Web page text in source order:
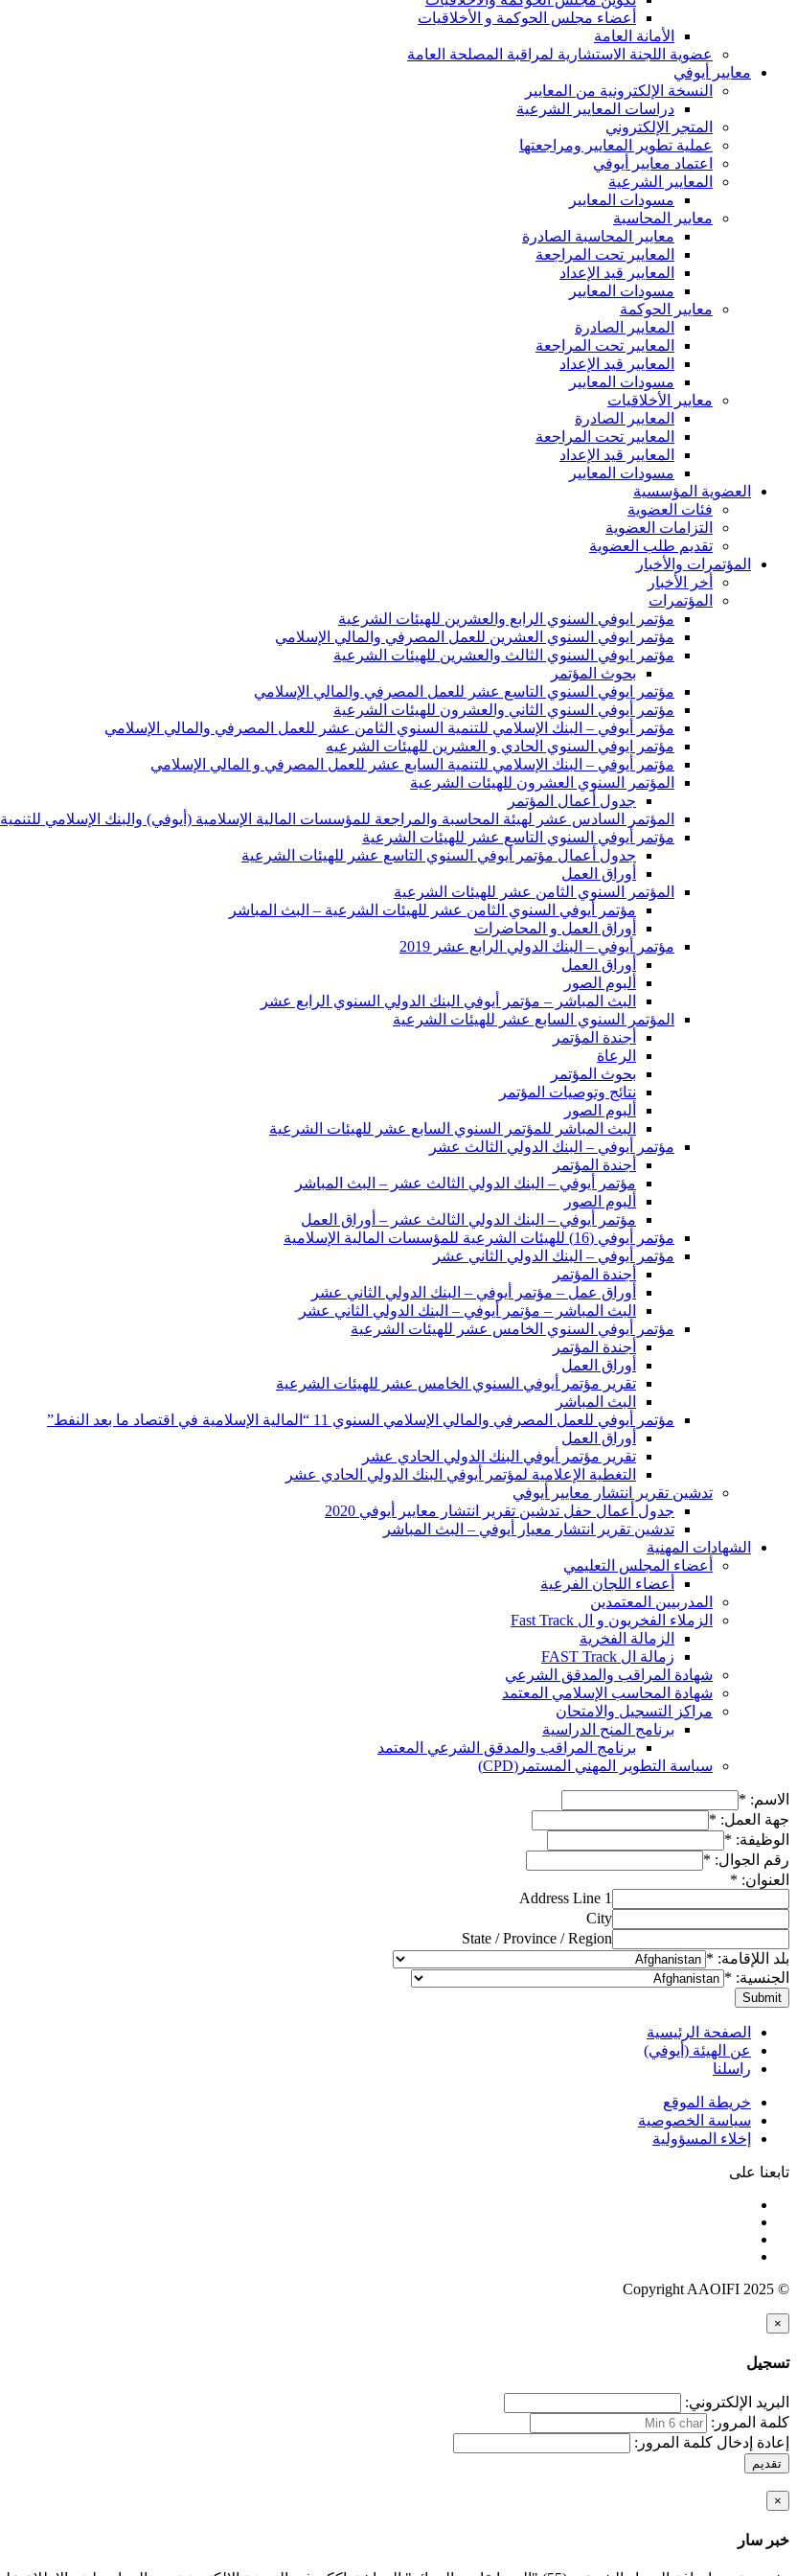
أعضاء مجلس الحوكمة و الأخلاقيات
الأمانة العامة
عضوية اللجنة الاستشارية لمراقبة المصلحة العامة
معايير أيوفي
النسخة الإلكترونية من المعايير
دراسات المعايير الشرعية
المتجر الإلكتروني
عملية تطوير المعايير ومراجعتها
اعتماد معايير أيوفي
المعايير الشرعية
مسودات المعايير
معايير المحاسبة
معايير المحاسبة الصادرة
المعايير تحت المراجعة
المعايير قيد الإعداد
مسودات المعايير
معايير الحوكمة
المعايير الصادرة
المعايير تحت المراجعة
المعايير قيد الإعداد
مسودات المعايير
معايير الأخلاقيات
المعايير الصادرة
المعايير تحت المراجعة
المعايير قيد الإعداد
مسودات المعايير
العضوية المؤسسية
فئات العضوية
التزامات العضوية
تقديم طلب العضوية
المؤتمرات والأخبار
أخر الأخبار
المؤتمرات
مؤتمر ايوفي السنوي الرابع والعشرين للهيئات الشرعية
مؤتمر ايوفي السنوي العشرين للعمل المصرفي والمالي الإسلامي
مؤتمر ايوفي السنوي الثالث والعشرين للهيئات الشرعية
بحوث المؤتمر
مؤتمر ايوفي السنوي التاسع عشر للعمل المصرفي والمالي الإسلامي
مؤتمر أيوفي السنوي الثاني والعشرون للهيئات الشرعية
مؤتمر أيوفي – البنك الإسلامي للتنمية السنوي الثامن عشر للعمل المصرفي والمالي الإسلامي
مؤتمر ايوفي السنوي الحادي و العشرين للهيئات الشرعيه
مؤتمر أيوفي – البنك الإسلامي للتنمية السابع عشر للعمل المصرفي و المالي الإسلامي
المؤتمر السنوي العشرون للهيئات الشرعية
جدول أعمال المؤتمر
المؤتمر السادس عشر لهيئة المحاسبة والمراجعة للمؤسسات المالية الإسلامية (أيوفي) والبنك الإسلامي للتنمية
مؤتمر أيوفي السنوي التاسع عشر للهيئات الشرعية
جدول أعمال مؤتمر أيوفي السنوي التاسع عشر للهيئات الشرعية
أوراق العمل
المؤتمر السنوي الثامن عشر للهيئات الشرعية
مؤتمر أيوفي السنوي الثامن عشر للهيئات الشرعية – البث المباشر
أوراق العمل و المحاضرات
مؤتمر أيوفي – البنك الدولي الرابع عشر 2019
أوراق العمل
ألبوم الصور
البث المباشر – مؤتمر أيوفي البنك الدولي السنوي الرابع عشر
المؤتمر السنوي السابع عشر للهيئات الشرعية
أجندة المؤتمر
الرعاة
بحوث المؤتمر
نتائج وتوصيات المؤتمر
ألبوم الصور
البث المباشر للمؤتمر السنوي السابع عشر للهيئات الشرعية
مؤتمر أيوفي – البنك الدولي الثالث عشر
أجندة المؤتمر
مؤتمر أيوفي – البنك الدولي الثالث عشر – البث المباشر
ألبوم الصور
مؤتمر أيوفي – البنك الدولي الثالث عشر – أوراق العمل
مؤتمر أيوفي (16) للهيئات الشرعية للمؤسسات المالية الإسلامية
مؤتمر أيوفي – البنك الدولي الثاني عشر
أجندة المؤتمر
أوراق عمل – مؤتمر أيوفي – البنك الدولي الثاني عشر
البث المباشر – مؤتمر أيوفي – البنك الدولي الثاني عشر
مؤتمر أيوفي السنوي الخامس عشر للهيئات الشرعية
أجندة المؤتمر
أوراق العمل
تقرير مؤتمر أيوفي السنوي الخامس عشر للهيئات الشرعية
البث المباشر
مؤتمر أيوفي للعمل المصرفي والمالي الإسلامي السنوي 11 “المالية الإسلامية في اقتصاد ما بعد النفط”
أوراق العمل
تقرير مؤتمر أيوفي البنك الدولي الحادي عشر
التغطية الإعلامية لمؤتمر أيوفي البنك الدولي الحادي عشر
تدشين تقرير انتشار معايير أيوفي
جدول أعمال حفل تدشين تقرير انتشار معايير أيوفي 2020
تدشين تقرير انتشار معيار أيوفي – البث المباشر
الشهادات المهنية
أعضاء المجلس التعليمي
أعضاء اللجان الفرعية
المدربيين المعتمدين
الزملاء الفخريون و ال Fast Track
الزمالة الفخرية
زمالة ال FAST Track
شهادة المراقب والمدقق الشرعي
شهادة المحاسب الإسلامي المعتمد
مراكز التسجيل والامتحان
برنامج المنح الدراسية
برنامج المراقب والمدقق الشرعي المعتمد
سياسة التطوير المهني المستمر(CPD)
الاسم: *
جهة العمل: *
الوظيفة: *
رقم الجوال: *
العنوان: *
Address Line 1
City
State / Province / Region
بلد اللإقامة: *
الجنسية: *
Submit
الصفحة الرئيسية
عن الهيئة (أيوفي)
راسلنا
خريطة الموقع
سياسة الخصوصية
إخلاء المسؤولية
تابعنا على
© Copyright AAOIFI 2025
×
تسجيل
البريد الإلكتروني:
كلمة المرور:
إعادة إدخال كلمة المرور:
تقديم
×
خبر سار